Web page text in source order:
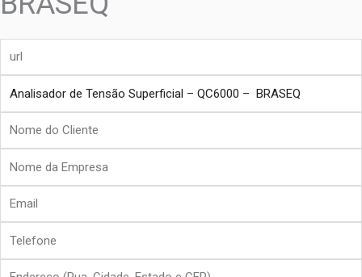
Nome
Cliente
Empresa
Email
Endereço